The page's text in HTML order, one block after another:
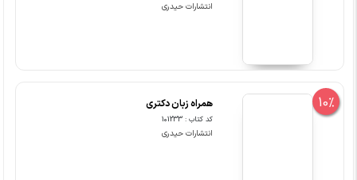
انتشارات حیدری
10% همراه زبان دکتری
کد کتاب : 101233
انتشارات حیدری